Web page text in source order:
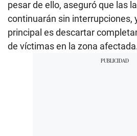
pesar de ello, aseguró que las
continuarán sin interrupciones,
principal es descartar
de víctimas en la zona